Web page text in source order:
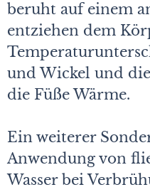
beruht auf einem
entziehen dem
und Wickel und
die Füße Wärme.
Ein weiterer
Anwendung von
Wasser bei